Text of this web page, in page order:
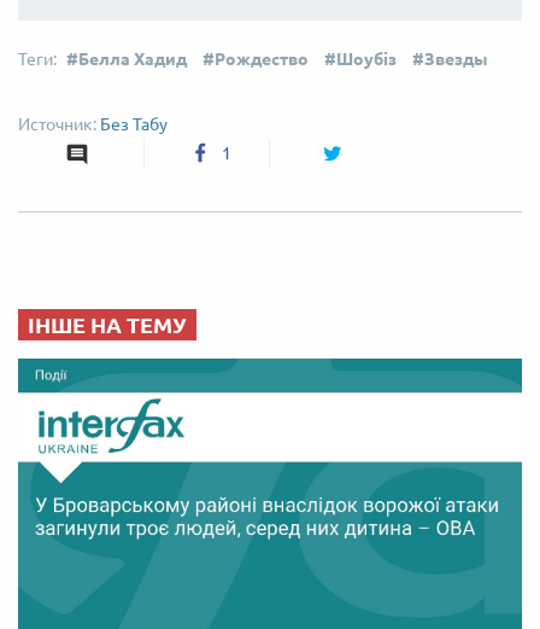
Белла Хадид Рождество Шоубіз Звезды
Без Табу
1
ІНШЕ НА ТЕМУ